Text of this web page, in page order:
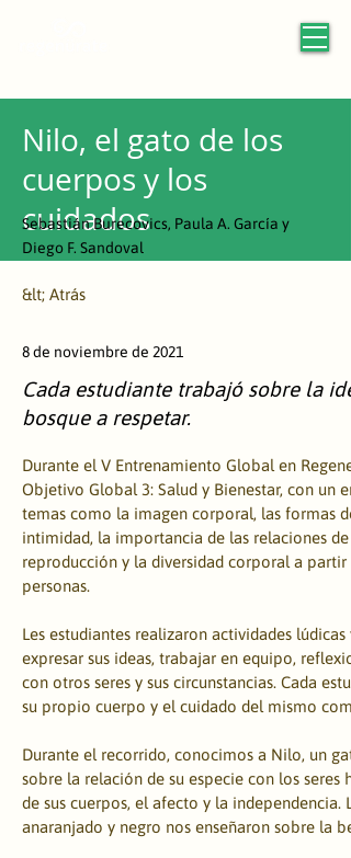
Nilo, el gato de los
cuerpos y los
cuidados
Sebastián Burecovics, Paula A. García y
Diego F. Sandoval
&lt; Atrás
8 de noviembre de 2021
Cada estudiante trabajó sobre la
bosque a respetar.
Durante el V Entrenamiento Global en
Objetivo Global 3: Salud y Bienestar, con un
temas como la imagen corporal, las formas
intimidad, la importancia de las relaciones
reproducción y la diversidad corporal a
personas.
Les estudiantes realizaron actividades
expresar sus ideas, trabajar en equipo,
con otros seres y sus circunstancias. Cada
su propio cuerpo y el cuidado del mismo
Durante el recorrido, conocimos a Nilo, un
sobre la relación de su especie con los
de sus cuerpos, el afecto y la
anaranjado y negro nos enseñaron sobre la